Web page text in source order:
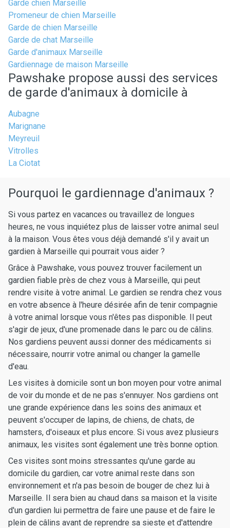
Garde chien Marseille
Promeneur de chien Marseille
Garde de chien Marseille
Garde de chat Marseille
Garde d'animaux Marseille
Gardiennage de maison Marseille
Pawshake propose aussi des services
de garde d'animaux à domicile à
Aubagne
Marignane
Meyreuil
Vitrolles
La Ciotat
Pourquoi le gardiennage d'animaux ?
Si vous partez en vacances ou travaillez de longues
heures, ne vous inquiétez plus de laisser votre animal seul
à la maison. Vous êtes vous déjà demandé s'il y avait un
gardien à Marseille qui pourrait vous aider ?
Grâce à Pawshake, vous pouvez trouver facilement un
gardien fiable près de chez vous à Marseille, qui peut
rendre visite à votre animal. Le gardien se rendra chez vous
en votre absence à l'heure désirée afin de tenir compagnie
à votre animal lorsque vous n'êtes pas disponible. Il peut
s'agir de jeux, d'une promenade dans le parc ou de câlins.
Nos gardiens peuvent aussi donner des médicaments si
nécessaire, nourrir votre animal ou changer la gamelle
d'eau.
Les visites à domicile sont un bon moyen pour votre animal
de voir du monde et de ne pas s'ennuyer. Nos gardiens ont
une grande expérience dans les soins des animaux et
peuvent s'occuper de lapins, de chiens, de chats, de
hamsters, d'oiseaux et plus encore. Si vous avez plusieurs
animaux, les visites sont également une très bonne option.
Ces visites sont moins stressantes qu'une garde au
domicile du gardien, car votre animal reste dans son
environnement et n'a pas besoin de bouger de chez lui à
Marseille. Il sera bien au chaud dans sa maison et la visite
d'un gardien lui permettra de faire une pause et de faire le
plein de câlins avant de reprendre sa sieste et d'attendre